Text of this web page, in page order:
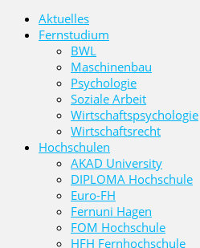
Aktuelles
Fernstudium
BWL
Maschinenbau
Psychologie
Soziale Arbeit
Wirtschaftspsychologie
Wirtschaftsrecht
Hochschulen
AKAD University
DIPLOMA Hochschule
Euro-FH
Fernuni Hagen
FOM Hochschule
HFH Fernhochschule